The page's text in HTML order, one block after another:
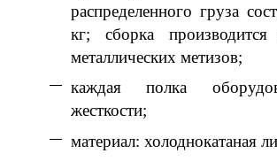
распределенного груза
кг; сборка
металлических метизов;
каждая полка
жесткости;
материал: холоднокатаная